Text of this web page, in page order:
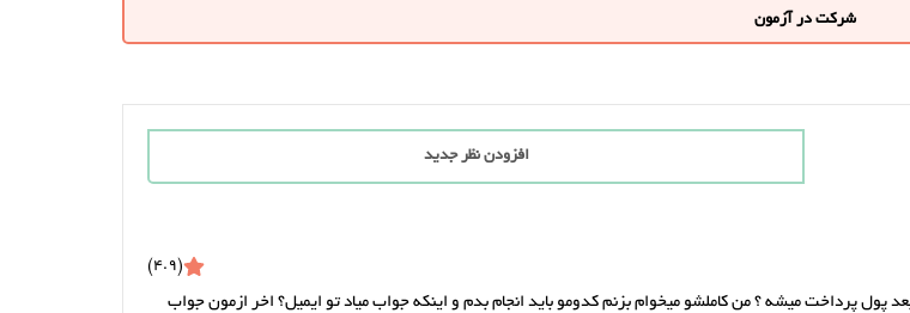
شرکت در آزمون
افزودن نظر جدید
(4.9)
پرداخت میشه ؟ من کاملشو میخوام بزنم کدومو باید انجام بدم و اینکه جواب میاد تو ایمیل؟ اخر ازمون جواب